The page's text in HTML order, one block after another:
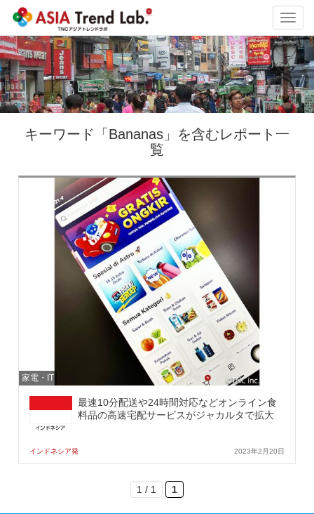
キーワード「Bananas」を含むレポート一
覧
家電・IT
最速10分配送や24時間対応などオンライン食
料品の高速宅配サービスがジャカルタで拡大
インドネシア発 2023年2月20日
1 / 1 1